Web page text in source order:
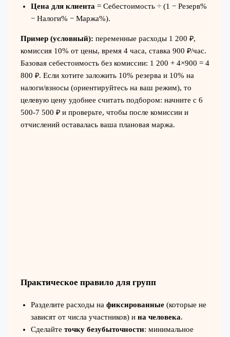
Цена для клиента = Себестоимость ÷ (1 − Резерв%
− Налоги% − Маржа%).
Пример (условный): переменные расходы 1 200 ₽,
комиссия 10% от цены, время 4 часа, ставка 900 ₽/час.
Базовая себестоимость без комиссии: 1 200 + 4×900 = 4
800 ₽. Если хотите заложить 10% резерва и 10% на
налоги/взносы (ориентируйтесь на ваш режим), то
целевую цену удобнее считать подбором: начните с 6
500-7 500 ₽ и проверьте, чтобы после комиссии и
отчислений оставалась ваша плановая маржа.
Практическое правило для групп
Разделите расходы на фиксированные(которые не
зависят от числа участников) и на человека.
Сделайте точку безубыточности: минимальное